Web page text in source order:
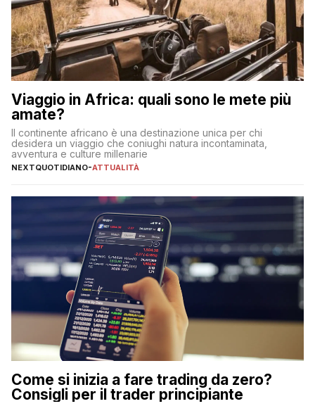
Viaggio in Africa: quali sono le mete più
amate?
Il continente africano è una destinazione unica per chi
desidera un viaggio che coniughi natura incontaminata,
avventura e culture millenarie
NEXTQUOTIDIANO-ATTUALITÀ
Come si inizia a fare trading da zero?
Consigli per il trader principiante